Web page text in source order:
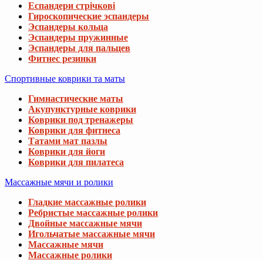
Еспандери стрічкові
Гироскопические эспандеры
Эспандеры кольца
Эспандеры пружинные
Эспандеры для пальцев
Фитнес резинки
Спортивные коврики та маты
Гимнастические маты
Акупунктурные коврики
Коврики под тренажеры
Коврики для фитнеса
Татами мат пазлы
Коврики для йоги
Коврики для пилатеса
Массажные мячи и ролики
Гладкие массажные ролики
Ребристые массажные ролики
Двойные массажные мячи
Игольчатые массажные мячи
Массажные мячи
Массажные ролики